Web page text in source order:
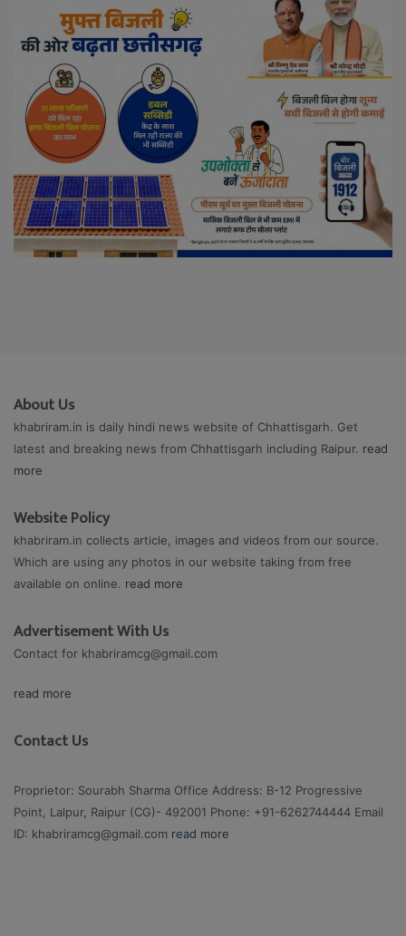
About Us
khabriram.in is daily hindi news website of Chhattisgarh. Get
latest and breaking news from Chhattisgarh including Raipur. read
more
Website Policy
khabriram.in collects article, images and videos from our source.
Which are using any photos in our website taking from free
available on online. read more
Advertisement With Us
Contact for khabriramcg@gmail.com
read more
Contact Us
Proprietor: Sourabh Sharma Office Address: B-12 Progressive
Point, Lalpur, Raipur (CG)- 492001 Phone: +91-6262744444 Email
ID: khabriramcg@gmail.com read more